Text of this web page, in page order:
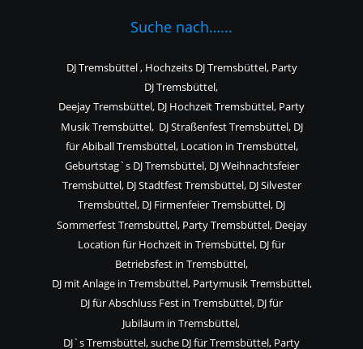
Suche nach…...
DJ Tremsbüttel , Hochzeits DJ Tremsbüttel, Party
DJ Tremsbüttel,
Deejay Tremsbüttel, DJ Hochzeit Tremsbüttel, Party
Musik Tremsbüttel,  DJ Straßenfest Tremsbüttel, DJ
für Abiball Tremsbüttel, Location in Tremsbüttel,
Geburtstag`s DJ Tremsbüttel, DJ Weihnachtsfeier
Tremsbüttel, DJ Stadtfest Tremsbüttel, DJ Silvester
Tremsbüttel, DJ Firmenfeier Tremsbüttel, DJ
Sommerfest Tremsbüttel, Party Tremsbüttel, Deejay
Location für Hochzeit in Tremsbüttel, DJ für
Betriebsfest in Tremsbüttel,
DJ mit Anlage in Tremsbüttel, Partymusik Tremsbüttel,
DJ für Abschluss Fest in Tremsbüttel, DJ für
Jubiläum in Tremsbüttel,
DJ`s Tremsbüttel, suche DJ für Tremsbüttel, Party